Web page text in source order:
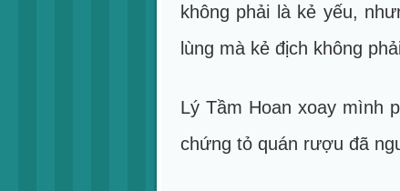
không phải là kẻ yếu,
lùng mà kẻ địch không
Lý Tầm Hoan xoay mình
chứng tỏ quán rượu đã